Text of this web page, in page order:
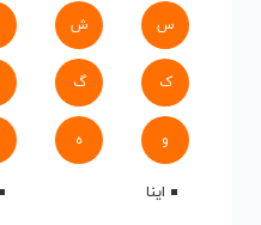
س ش
ک گ
و ه
اینا